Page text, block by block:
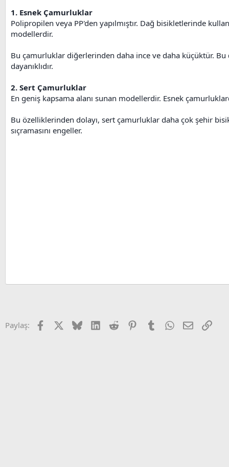
1. Esnek Çamurluklar
Polipropilen veya PP'den yapılmıştır. Dağ bisikletlerinde
modellerdir.
Bu çamurluklar diğerlerinden daha ince ve daha küçüktür.
dayanıklıdır.
2. Sert Çamurluklar
En geniş kapsama alanı sunan modellerdir. Esnek
Bu özelliklerinden dolayı, sert çamurluklar daha çok şehir
sıçramasını engeller.
Paylaş: FacebookX (Twitter)
BlueskyLinkedInReddit PinterestTumblrWhatsApp
E-postaLink